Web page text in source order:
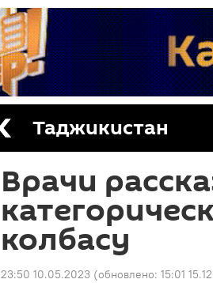
Таджикистан
Врачи
колбасу
23:50 10.05.2023 (обновлено: 15:01